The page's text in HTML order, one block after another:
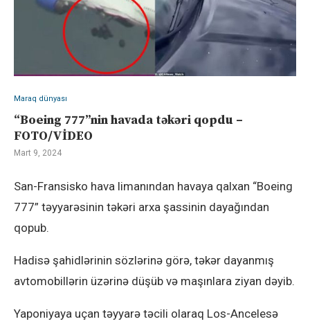
Maraq dünyası
“Boeing 777”nin havada təkəri qopdu –
FOTO/VİDEO
Mart 9, 2024
San-Fransisko hava limanından havaya qalxan “Boeing
777” təyyarəsinin təkəri arxa şassinin dayağından
qopub.
Hadisə şahidlərinin sözlərinə görə, təkər dayanmış
avtomobillərin üzərinə düşüb və maşınlara ziyan dəyib.
Yaponiyaya uçan təyyarə təcili olaraq Los-Ancelesə